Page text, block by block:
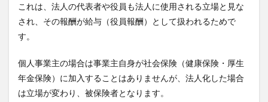
これは、法人の代表者や役員も法人に使用される立場と見な
され、その報酬が給与（役員報酬）として扱われるためで
す。
個人事業主の場合は事業主自身が社会保険（健康保険・厚生
年金保険）に加入することはありませんが、法人化した場合
は立場が変わり、被保険者となります。